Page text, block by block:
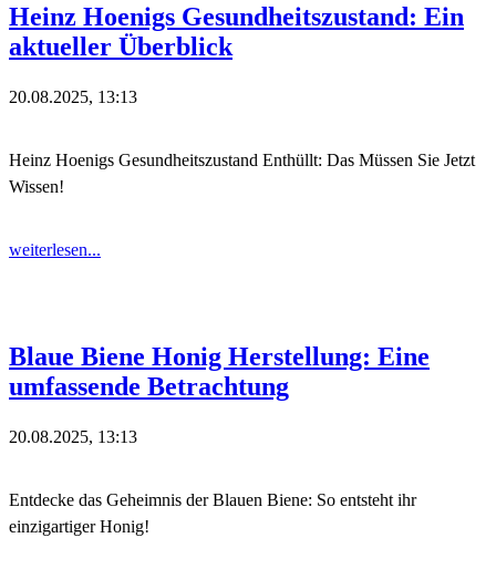
Heinz Hoenigs Gesundheitszustand: Ein
aktueller Überblick
20.08.2025, 13:13
Heinz Hoenigs Gesundheitszustand Enthüllt: Das Müssen Sie Jetzt
Wissen!
weiterlesen...
Blaue Biene Honig Herstellung: Eine
umfassende Betrachtung
20.08.2025, 13:13
Entdecke das Geheimnis der Blauen Biene: So entsteht ihr
einzigartiger Honig!